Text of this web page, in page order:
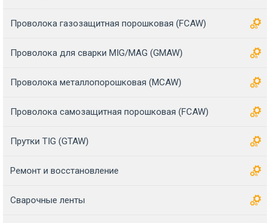
Проволока газозащитная порошковая (FCAW)
Проволока для сварки MIG/MAG (GMAW)
Проволока металлопорошковая (MCAW)
Проволока самозащитная порошковая (FCAW)
Прутки TIG (GTAW)
Ремонт и восстановление
Сварочные ленты